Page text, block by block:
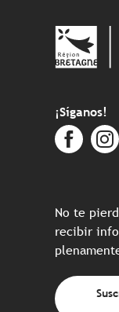
¡Síganos!
No te
recibir